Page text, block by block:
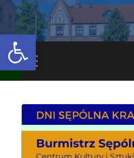
Open toolbar
Toggle
mobile